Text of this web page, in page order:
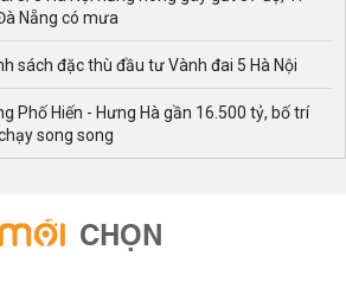
Nẵng có mưa
sách đặc thù đầu tư Vành đai 5 Hà Nội
Phố Hiến - Hưng Hà gần 16.500 tỷ, bố trí
song song
CHỌN